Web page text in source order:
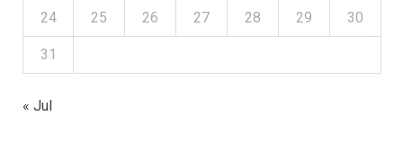
24 25 26 27 28 29 30
31
« Jul